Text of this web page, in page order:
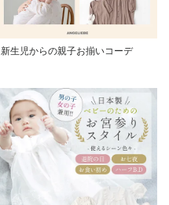
新生児からの親子お揃いコーデ